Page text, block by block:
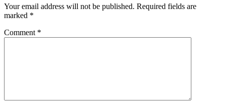
Your email address will not be published. Required fields are
marked *
Comment *